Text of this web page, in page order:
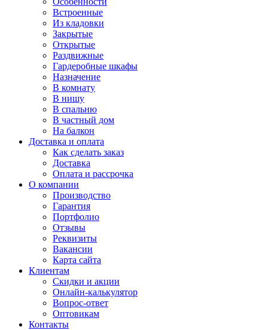
Встроенные
Из кладовки
Закрытые
Открытые
Раздвижные
Гардеробные шкафы
Назначение
В комнату
В нишу
В спальню
В частный дом
На балкон
Доставка и оплата
Как сделать заказ
Доставка
Оплата и рассрочка
О компании
Производство
Гарантия
Портфолио
Отзывы
Реквизиты
Вакансии
Карта сайта
Клиентам
Скидки и акции
Онлайн-калькулятор
Вопрос-ответ
Оптовикам
Контакты